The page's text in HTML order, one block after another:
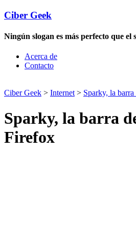
Ciber Geek
Ningún slogan es más perfecto que el
Acerca de
Contacto
Ciber Geek > Internet > Sparky, la
Sparky, la barra
Firefox